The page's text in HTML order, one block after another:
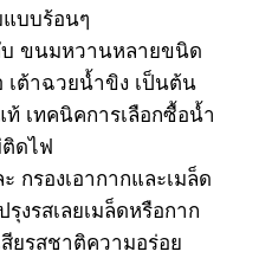
บบร้อนๆ
ขนมหวานหลายขนิด
เต้าฉวยน้ำขิง เป็นต้น
เทคนิคการเลือกซื้อน้ำ
ดไฟ
กรองเอากากและเมล็ด
งรสเลยเมล็ดหรือกาก
ยรสชาติความอร่อย